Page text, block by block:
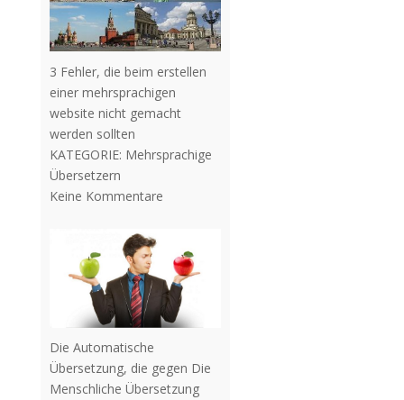
3 Fehler, die beim erstellen
einer mehrsprachigen
website nicht gemacht
werden sollten
KATEGORIE: Mehrsprachige
Übersetzern
Keine Kommentare
Die Automatische
Übersetzung, die gegen Die
Menschliche Übersetzung